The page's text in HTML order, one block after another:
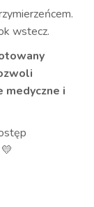
wstecz.
medyczne i
💛